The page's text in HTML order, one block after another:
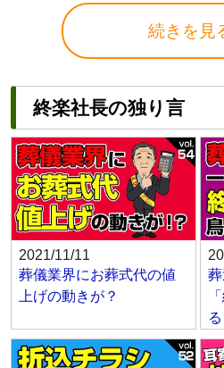
続きを見
終楽社長の独り言
2021/11/11
葬儀業界にお葬式代の値
上げの動きが？
る